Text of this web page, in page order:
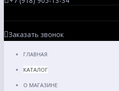
Заказать звонок
ГЛАВНАЯ
КАТАЛОГ
О МАГАЗИНЕ